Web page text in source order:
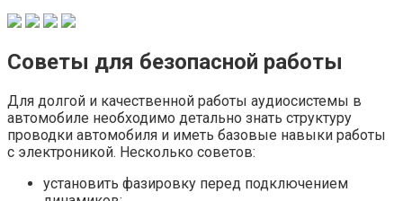
Советы для безопасной работы
Для долгой и качественной работы аудиосистемы в
автомобиле необходимо детально знать структуру
проводки автомобиля и иметь базовые навыки работы
с электроникой. Несколько советов:
установить фазировку перед подключением